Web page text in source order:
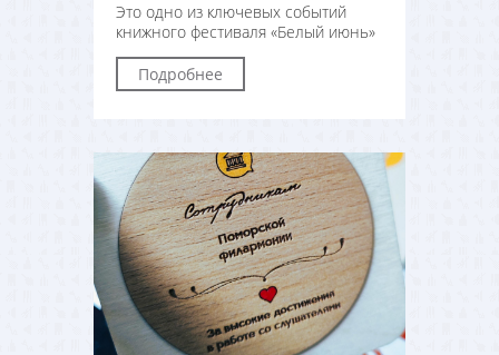
Это одно из ключевых событий
книжного фестиваля «Белый июнь»
Подробнее